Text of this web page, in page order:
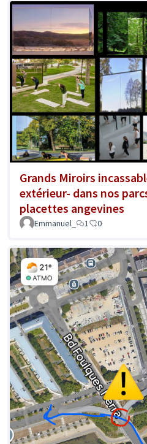
Grands Miroirs
extérieur- dans nos
placettes angevines
Emmanuel_ 1 0